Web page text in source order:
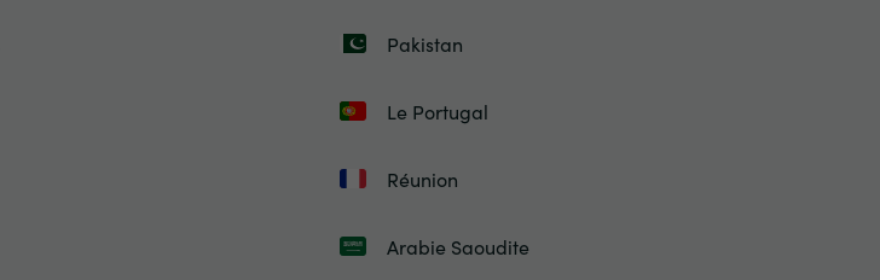
Pakistan
Le Portugal
Réunion
Arabie Saoudite